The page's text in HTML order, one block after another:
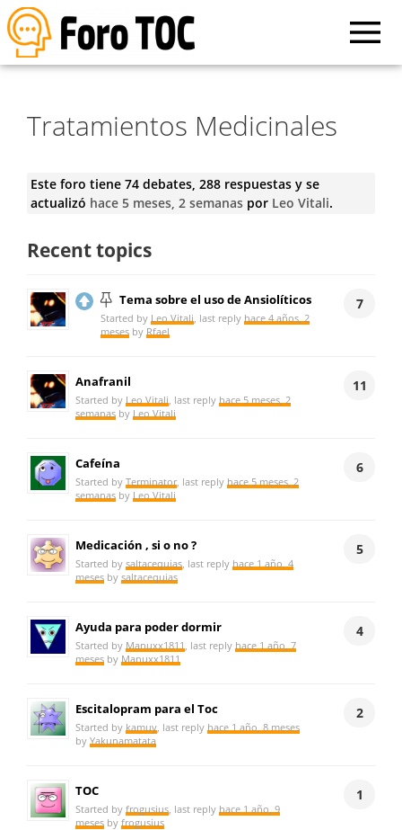
Tratamientos Medicinales
Este foro tiene 74 debates, 288 respuestas y se
actualizó hace 5 meses, 2 semanaspor Leo Vitali.
Recent topics
Tema sobre el uso de Ansiolíticos
Started by Leo Vitali , last reply hace 4 años, 2
meses by Rfael
7
Anafranil
Started by Leo Vitali , last reply hace 5 meses, 2
semanas by Leo Vitali
11
Cafeína
Started byTerminator , last reply hace 5 meses, 2
semanas by Leo Vitali
6
Medicación , si o no ?
Started bysaltacequias , last reply hace 1 año, 4
meses bysaltacequias
5
Ayuda para poder dormir
Started by Manuxx1811 , last reply hace 1 año, 7
meses by Manuxx1811
4
Escitalopram para el Toc
Started by kamuy , last reply hace 1 año, 8 meses
byYakunamatata
2
TOC
Started byfrogusius , last reply hace 1 año, 9
meses byfrogusius
1